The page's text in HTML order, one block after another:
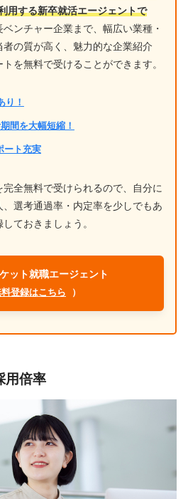
用する新卒就活エージェントで
ンチャー企業まで、幅広い業種・
の質が高く、魅力的な企業紹介
を無料で受けることができます。
り！
間を大幅短縮！
ート充実
全無料で受けられるので、自分に
選考通過率・内定率を少しでもあ
ておきましょう。
ット就職エージェント
登録はこちら ）
用倍率